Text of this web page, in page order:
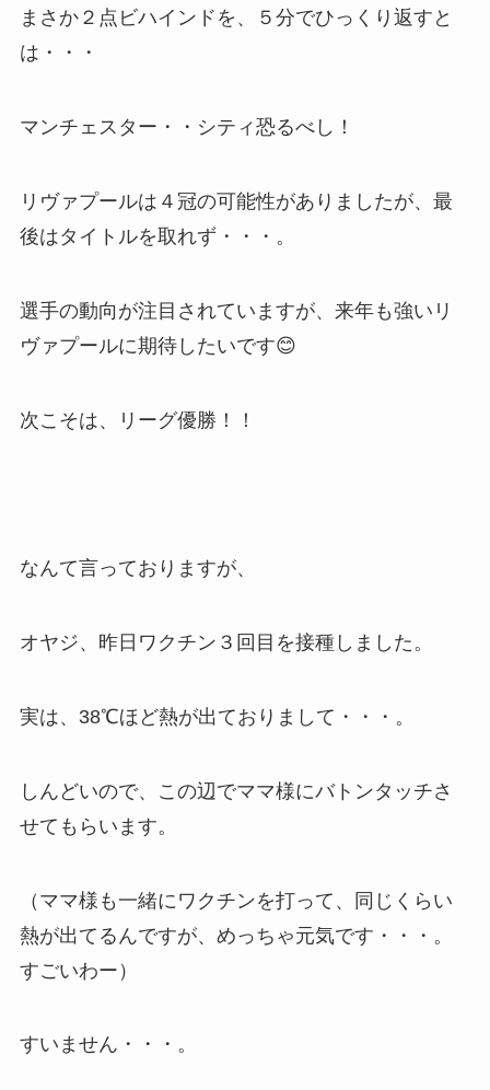
まさか２点ビハインドを、５分でひっくり返すと
は・・・
マンチェスター・・シティ恐るべし！
リヴァプールは４冠の可能性がありましたが、最
後はタイトルを取れず・・・。
選手の動向が注目されていますが、来年も強いリ
ヴァプールに期待したいです😊
次こそは、リーグ優勝！！
なんて言っておりますが、
オヤジ、昨日ワクチン３回目を接種しました。
実は、38℃ほど熱が出ておりまして・・・。
しんどいので、この辺でママ様にバトンタッチさ
せてもらいます。
（ママ様も一緒にワクチンを打って、同じくらい
熱が出てるんですが、めっちゃ元気です・・・。
すごいわー）
すいません・・・。